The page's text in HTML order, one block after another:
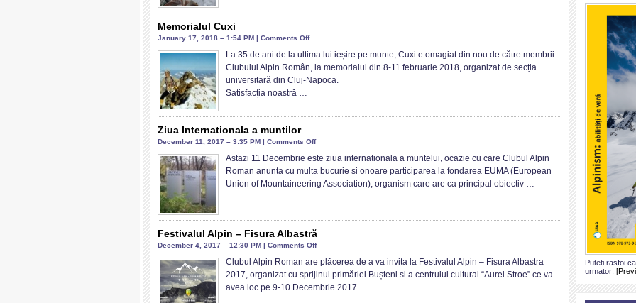
Memorialul Cuxi
January 17, 2018 – 1:54 PM | Comments Offon
Memorialul
Cuxi
La 35 de ani de la ultima lui ieșire pe munte, Cuxi e omagiat din nou de către membrii
Clubului Alpin Român, la memorialul din 8-11 februarie 2018, organizat de secția
universitară din Cluj-Napoca.
Satisfacția noastră …
Ziua Internationala a muntilor
December 11, 2017 – 3:35 PM | Comments Offon
Ziua
Internationala
Astazi 11 Decembrie este ziua internationala a muntelui, ocazie cu care Clubul Alpin
Roman anunta cu multa bucurie si onoare participarea la fondarea EUMA (European
Union of Mountaineering Association), organism care are ca principal obiectiv …
Festivalul Alpin – Fisura Albastră
December 4, 2017 – 12:30 PM | Comments Offon
Festivalul
Alpin
Clubul Alpin Roman are plăcerea de a va invita la Festivalul Alpin – Fisura Albastra
2017, organizat cu sprijinul primăriei Bușteni si a centrului cultural “Aurel Stroe” ce va
avea loc pe 9-10 Decembrie 2017 …
Puteti rasfoi
urmator: